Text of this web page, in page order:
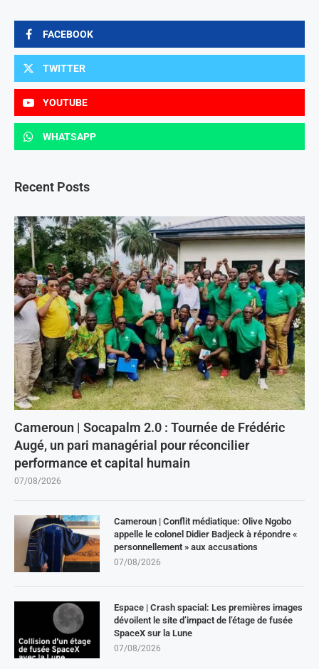
FACEBOOK
TWITTER
YOUTUBE
WHATSAPP
Recent Posts
Cameroun | Socapalm 2.0 : Tournée de Frédéric
Augé, un pari managérial pour réconcilier
performance et capital humain
07/08/2026
Cameroun | Conflit médiatique: Olive Ngobo
appelle le colonel Didier Badjeck à répondre «
personnellement » aux accusations
07/08/2026
Espace | Crash spacial: Les premières images
dévoilent le site d’impact de l’étage de fusée
SpaceX sur la Lune
07/08/2026